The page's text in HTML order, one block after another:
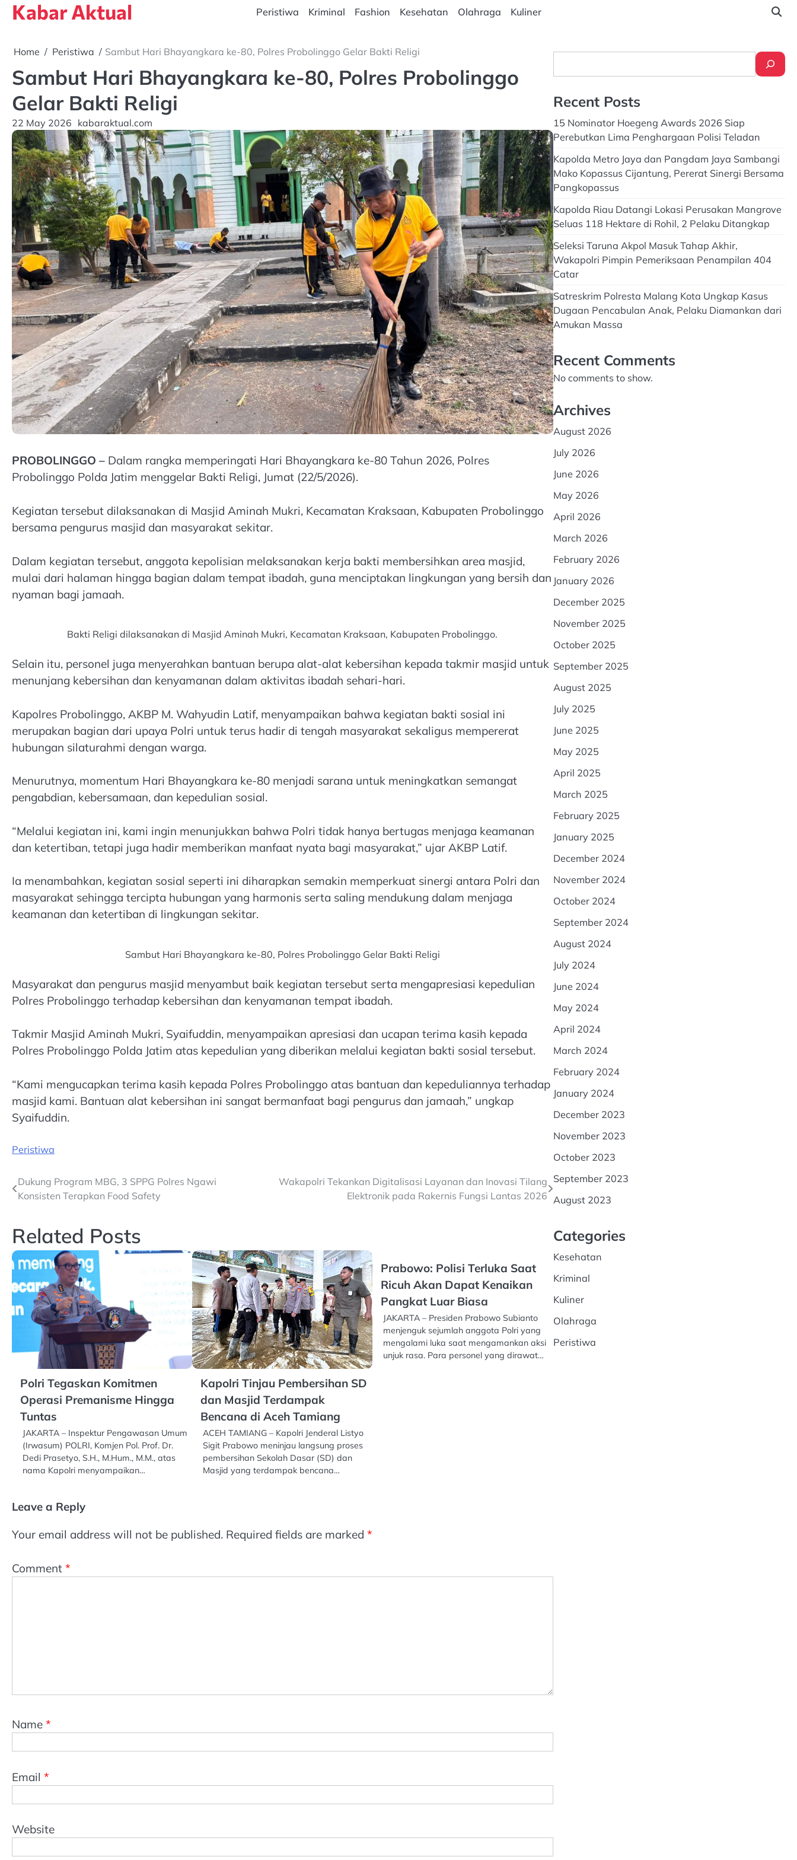
SkipKabar Aktual Peristiwa Kriminal Fashion Kesehatan Olahraga Kuliner
Home Peristiwa Sambut Hari Bhayangkara ke-80, Polres Probolinggo Gelar Bakti Religi
Sambut Hari Bhayangkara ke-80, Polres Probolinggo
Gelar Bakti Religi
22 May 2026 kabaraktual.com
PROBOLINGGO – Dalam rangka memperingati Hari Bhayangkara ke-80 Tahun 2026, Polres
Probolinggo Polda Jatim menggelar Bakti Religi, Jumat (22/5/2026).
Kegiatan tersebut dilaksanakan di Masjid Aminah Mukri, Kecamatan Kraksaan, Kabupaten Probolinggo
bersama pengurus masjid dan masyarakat sekitar.
Dalam kegiatan tersebut, anggota kepolisian melaksanakan kerja bakti membersihkan area masjid,
mulai dari halaman hingga bagian dalam tempat ibadah, guna menciptakan lingkungan yang bersih dan
nyaman bagi jamaah.
Bakti Religi dilaksanakan di Masjid Aminah Mukri, Kecamatan Kraksaan, Kabupaten Probolinggo.
Selain itu, personel juga menyerahkan bantuan berupa alat-alat kebersihan kepada takmir masjid untuk
menunjang kebersihan dan kenyamanan dalam aktivitas ibadah sehari-hari.
Kapolres Probolinggo, AKBP M. Wahyudin Latif, menyampaikan bahwa kegiatan bakti sosial ini
merupakan bagian dari upaya Polri untuk terus hadir di tengah masyarakat sekaligus mempererat
hubungan silaturahmi dengan warga.
Menurutnya, momentum Hari Bhayangkara ke-80 menjadi sarana untuk meningkatkan semangat
pengabdian, kebersamaan, dan kepedulian sosial.
“Melalui kegiatan ini, kami ingin menunjukkan bahwa Polri tidak hanya bertugas menjaga keamanan
dan ketertiban, tetapi juga hadir memberikan manfaat nyata bagi masyarakat,” ujar AKBP Latif.
Ia menambahkan, kegiatan sosial seperti ini diharapkan semakin memperkuat sinergi antara Polri dan
masyarakat sehingga tercipta hubungan yang harmonis serta saling mendukung dalam menjaga
keamanan dan ketertiban di lingkungan sekitar.
Sambut Hari Bhayangkara ke-80, Polres Probolinggo Gelar Bakti Religi
Masyarakat dan pengurus masjid menyambut baik kegiatan tersebut serta mengapresiasi kepedulian
Polres Probolinggo terhadap kebersihan dan kenyamanan tempat ibadah.
Takmir Masjid Aminah Mukri, Syaifuddin, menyampaikan apresiasi dan ucapan terima kasih kepada
Polres Probolinggo Polda Jatim atas kepedulian yang diberikan melalui kegiatan bakti sosial tersebut.
“Kami mengucapkan terima kasih kepada Polres Probolinggo atas bantuan dan kepeduliannya terhadap
masjid kami. Bantuan alat kebersihan ini sangat bermanfaat bagi pengurus dan jamaah,” ungkap
Syaifuddin.
Peristiwa
Post
Dukung Program MBG, 3 SPPG Polres Ngawi
Konsisten Terapkan Food Safety
Wakapolri Tekankan Digitalisasi Layanan dan Inovasi Tilang
Elektronik pada Rakernis Fungsi Lantas 2026
Related Posts
Polri Tegaskan Komitmen
Operasi Premanisme Hingga
Tuntas
JAKARTA – Inspektur Pengawasan Umum
(Irwasum) POLRI, Komjen Pol. Prof. Dr.
Dedi Prasetyo, S.H., M.Hum., M.M., atas
nama Kapolri menyampaikan…
Kapolri Tinjau Pembersihan SD
dan Masjid Terdampak
Bencana di Aceh Tamiang
ACEH TAMIANG – Kapolri Jenderal Listyo
Sigit Prabowo meninjau langsung proses
pembersihan Sekolah Dasar (SD) dan
Masjid yang terdampak bencana…
Prabowo: Polisi Terluka Saat
Ricuh Akan Dapat Kenaikan
Pangkat Luar Biasa
JAKARTA – Presiden Prabowo Subianto
menjenguk sejumlah anggota Polri yang
mengalami luka saat mengamankan aksi
unjuk rasa. Para personel yang dirawat…
Leave a Reply
Your email address will not be published. Required fields are marked *
Comment *
Name *
Email *
Website
Recent Posts
15 Nominator Hoegeng Awards 2026 Siap
Perebutkan Lima Penghargaan Polisi Teladan
Kapolda Metro Jaya dan Pangdam Jaya Sambangi
Mako Kopassus Cijantung, Pererat Sinergi Bersama
Pangkopassus
Kapolda Riau Datangi Lokasi Perusakan Mangrove
Seluas 118 Hektare di Rohil, 2 Pelaku Ditangkap
Seleksi Taruna Akpol Masuk Tahap Akhir,
Wakapolri Pimpin Pemeriksaan Penampilan 404
Catar
Satreskrim Polresta Malang Kota Ungkap Kasus
Dugaan Pencabulan Anak, Pelaku Diamankan dari
Amukan Massa
Recent Comments
No comments to show.
Archives
August 2026
July 2026
June 2026
May 2026
April 2026
March 2026
February 2026
January 2026
December 2025
November 2025
October 2025
September 2025
August 2025
July 2025
June 2025
May 2025
April 2025
March 2025
February 2025
January 2025
December 2024
November 2024
October 2024
September 2024
August 2024
July 2024
June 2024
May 2024
April 2024
March 2024
February 2024
January 2024
December 2023
November 2023
October 2023
September 2023
August 2023
Categories
Kesehatan
Kriminal
Kuliner
Olahraga
Peristiwa